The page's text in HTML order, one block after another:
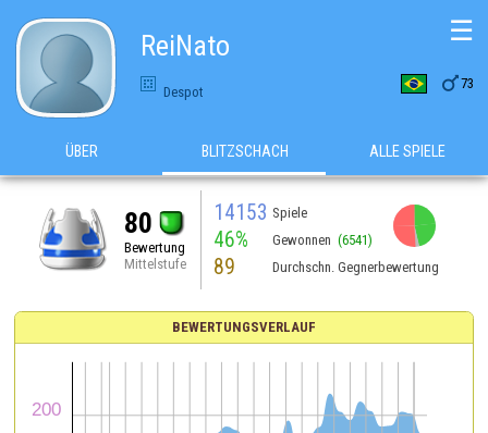
ReiNato
Despot 73
☰
ÜBER BLITZSCHACH ALLE SPIELE
80
Bewertung
Mittelstufe
14153 Spiele
46% Gewonnen (6541)
89 Durchschn. Gegnerbewertung
BEWERTUNGSVERLAUF